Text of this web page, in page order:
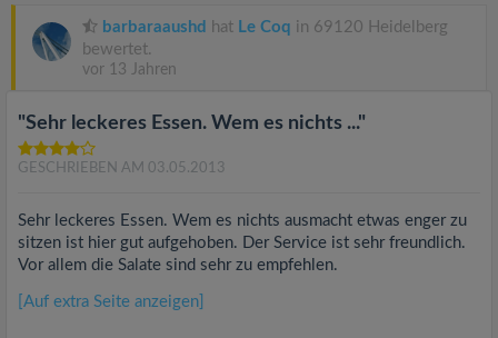
barbaraaushd hat Le Coq in 69120 Heidelberg
bewertet.
vor 13 Jahren
"Sehr leckeres Essen. Wem es nichts ..."
GESCHRIEBEN AM 03.05.2013
Sehr leckeres Essen. Wem es nichts ausmacht etwas enger zu
sitzen ist hier gut aufgehoben. Der Service ist sehr freundlich.
Vor allem die Salate sind sehr zu empfehlen.
[Auf extra Seite anzeigen]